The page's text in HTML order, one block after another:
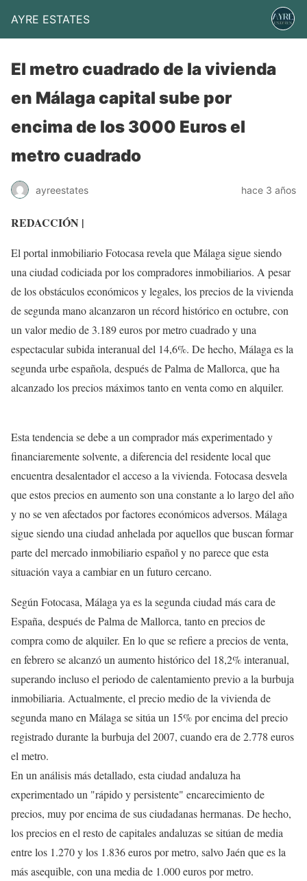
AYRE ESTATES
El metro cuadrado de la vivienda
en Málaga capital sube por
encima de los 3000 Euros el
metro cuadrado
ayreestates hace 3 años
REDACCIÓN |
El portal inmobiliario Fotocasa revela que Málaga sigue siendo
una ciudad codiciada por los compradores inmobiliarios. A pesar
de los obstáculos económicos y legales, los precios de la vivienda
de segunda mano alcanzaron un récord histórico en octubre, con
un valor medio de 3.189 euros por metro cuadrado y una
espectacular subida interanual del 14,6%. De hecho, Málaga es la
segunda urbe española, después de Palma de Mallorca, que ha
alcanzado los precios máximos tanto en venta como en alquiler.
Esta tendencia se debe a un comprador más experimentado y
financiaremente solvente, a diferencia del residente local que
encuentra desalentador el acceso a la vivienda. Fotocasa desvela
que estos precios en aumento son una constante a lo largo del año
y no se ven afectados por factores económicos adversos. Málaga
sigue siendo una ciudad anhelada por aquellos que buscan formar
parte del mercado inmobiliario español y no parece que esta
situación vaya a cambiar en un futuro cercano.
Según Fotocasa, Málaga ya es la segunda ciudad más cara de
España, después de Palma de Mallorca, tanto en precios de
compra como de alquiler. En lo que se refiere a precios de venta,
en febrero se alcanzó un aumento histórico del 18,2% interanual,
superando incluso el periodo de calentamiento previo a la burbuja
inmobiliaria. Actualmente, el precio medio de la vivienda de
segunda mano en Málaga se sitúa un 15% por encima del precio
registrado durante la burbuja del 2007, cuando era de 2.778 euros
el metro.
En un análisis más detallado, esta ciudad andaluza ha
experimentado un "rápido y persistente" encarecimiento de
precios, muy por encima de sus ciudadanas hermanas. De hecho,
los precios en el resto de capitales andaluzas se sitúan de media
entre los 1.270 y los 1.836 euros por metro, salvo Jaén que es la
más asequible, con una media de 1.000 euros por metro.